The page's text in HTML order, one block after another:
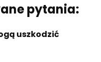
pytania:
uszkodzić